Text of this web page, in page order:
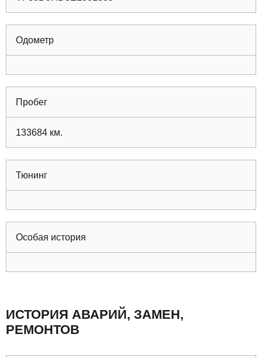
Одометр
Пробег
133684 км.
Тюнинг
Особая история
ИСТОРИЯ АВАРИЙ, ЗАМЕН,
РЕМОНТОВ